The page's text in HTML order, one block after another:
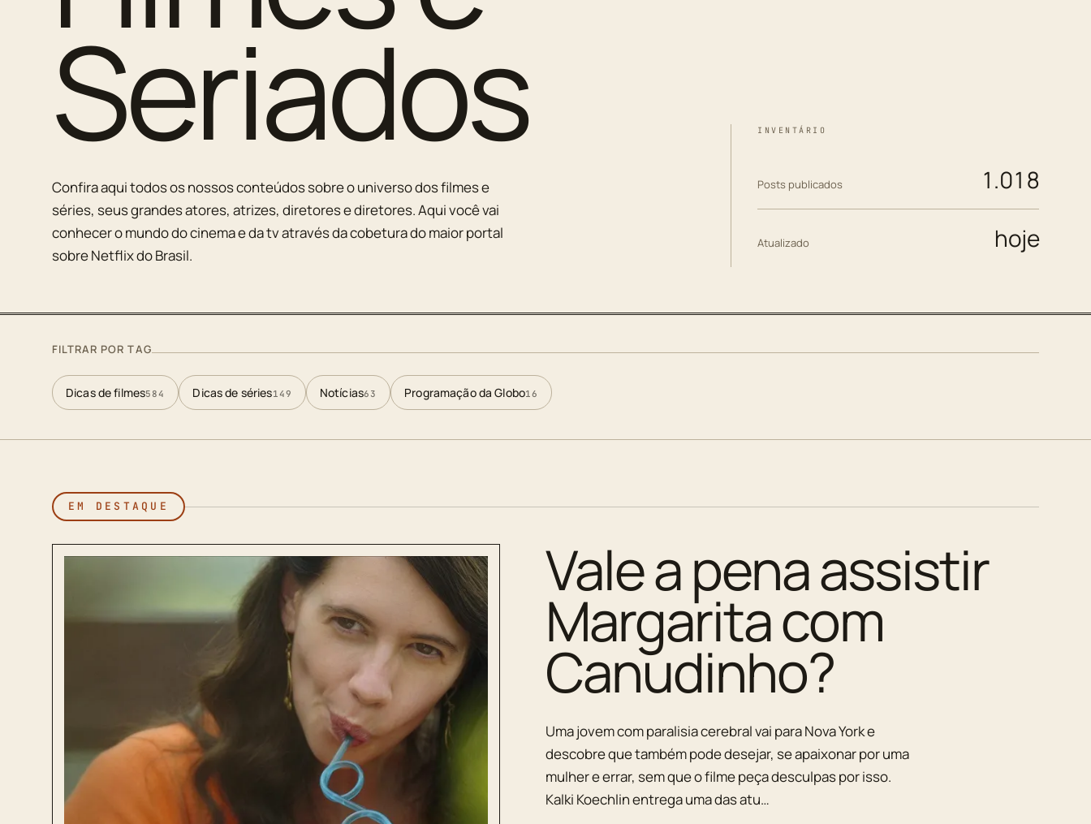
Seriados
Confira aqui todos os nossos conteúdos sobre o universo dos filmes e
séries, seus grandes atores, atrizes, diretores e diretores. Aqui você vai
conhecer o mundo do cinema e da tv através da cobetura do maior portal
sobre Netflix do Brasil.
INVENTÁRIO
Posts publicados 1.018
Atualizado hoje
FILTRAR POR TAG
Dicas de filmes584 Dicas de séries149 Notícias63 Programação da Globo16
EM DESTAQUE
Vale a pena assistir
Margarita com
Canudinho?
Uma jovem com paralisia cerebral vai para Nova York e
descobre que também pode desejar, se apaixonar por uma
mulher e errar, sem que o filme peça desculpas por isso.
Kalki Koechlin entrega uma das atu…